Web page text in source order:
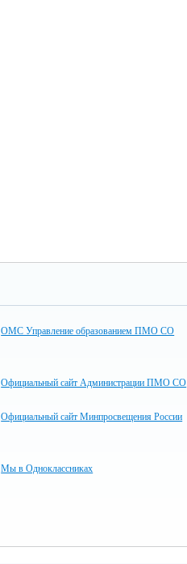
ОМС Управление образованием ПМО СО
Официальный сайт Администрации ПМО СО
Официальный сайт Минпросвещения России
Мы в Одноклассниках